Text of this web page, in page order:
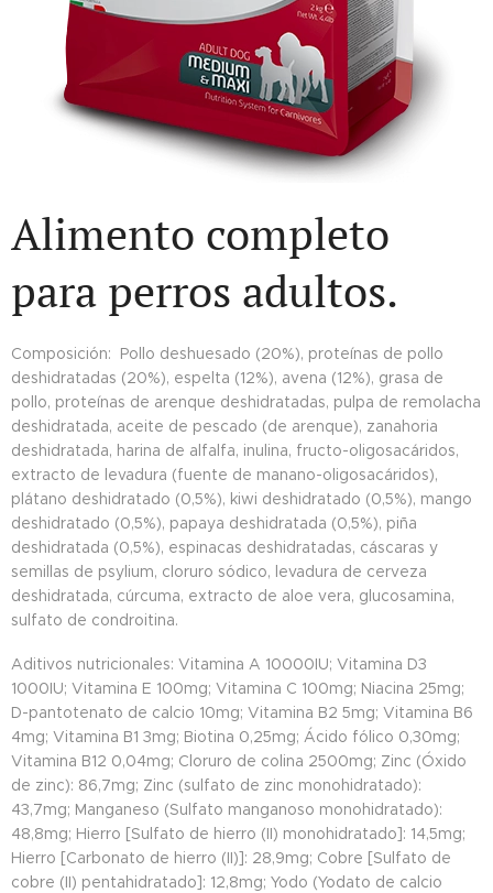
Alimento completo
para perros adultos.
Composición: Pollo deshuesado (20%), proteínas de pollo
deshidratadas (20%), espelta (12%), avena (12%), grasa de
pollo, proteínas de arenque deshidratadas, pulpa de remolacha
deshidratada, aceite de pescado (de arenque), zanahoria
deshidratada, harina de alfalfa, inulina, fructo-oligosacáridos,
extracto de levadura (fuente de manano-oligosacáridos),
plátano deshidratado (0,5%), kiwi deshidratado (0,5%), mango
deshidratado (0,5%), papaya deshidratada (0,5%), piña
deshidratada (0,5%), espinacas deshidratadas, cáscaras y
semillas de psylium, cloruro sódico, levadura de cerveza
deshidratada, cúrcuma, extracto de aloe vera, glucosamina,
sulfato de condroitina.
Aditivos nutricionales: Vitamina A 10000IU; Vitamina D3
1000IU; Vitamina E 100mg; Vitamina C 100mg; Niacina 25mg;
D-pantotenato de calcio 10mg; Vitamina B2 5mg; Vitamina B6
4mg; Vitamina B1 3mg; Biotina 0,25mg; Ácido fólico 0,30mg;
Vitamina B12 0,04mg; Cloruro de colina 2500mg; Zinc (Óxido
de zinc): 86,7mg; Zinc (sulfato de zinc monohidratado):
43,7mg; Manganeso (Sulfato manganoso monohidratado):
48,8mg; Hierro [Sulfato de hierro (II) monohidratado]: 14,5mg;
Hierro [Carbonato de hierro (II)]: 28,9mg; Cobre [Sulfato de
cobre (II) pentahidratado]: 12,8mg; Yodo (Yodato de calcio